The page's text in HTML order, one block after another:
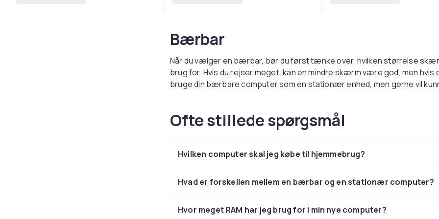
Bærbar
Når du vælger en bærbar, bør du først tænke over, hvilken størrelse
brug for. Hvis du rejser meget, kan en mindre skærm være god, men hvis
bruge din bærbare computer som en stationær enhed, men gerne vil
Stationær computer
surfcomputer, men er også optimal til spil, musik- og videoredigering.
ergonomisk computertilbehør såsom mus og tastaturer fra Microsoft.
arbejder med for eksempel billeder, musik, video eller 3D-redigering, kan
processor (CPU) og mere intern hukommelse. Computerens ydeevne
Ofte stillede spørgsmål
Hvilken computer skal jeg købe til hjemmebrug?
Hvad er forskellen mellem en bærbar og en stationær computer?
Hvor meget RAM har jeg brug for i min nye computer?